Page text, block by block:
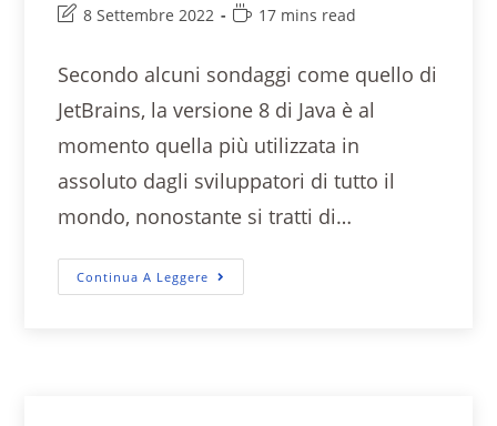
8 Settembre 2022
17 mins read
Secondo alcuni sondaggi come quello di
JetBrains, la versione 8 di Java è al
momento quella più utilizzata in
assoluto dagli sviluppatori di tutto il
mondo, nonostante si tratti di…
Continua A Leggere